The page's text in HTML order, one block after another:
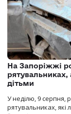
На Запоріжжі
дітьми
У неділю, 9 серпня,
рятувальниках, які